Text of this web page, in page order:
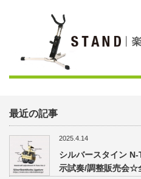
最近の記事
2025.4.14
シルバースタイン
示試奏/調整販売会☆